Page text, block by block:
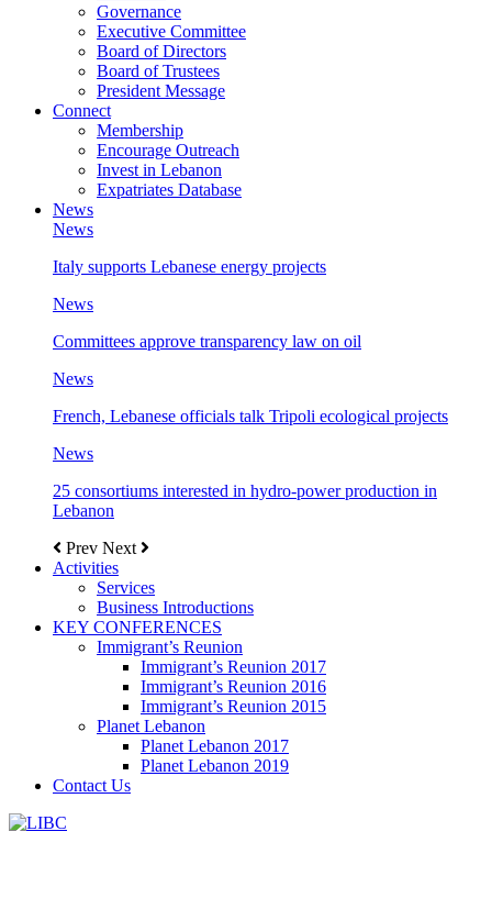
Governance
Executive Committee
Board of Directors
Board of Trustees
President Message
Connect
Membership
Encourage Outreach
Invest in Lebanon
Expatriates Database
News
News
Italy supports Lebanese energy projects
News
Committees approve transparency law on oil
News
French, Lebanese officials talk Tripoli ecological projects
News
25 consortiums interested in hydro-power production in
Lebanon
Prev Next
Activities
Services
Business Introductions
KEY CONFERENCES
Immigrant’s Reunion
Immigrant’s Reunion 2017
Immigrant’s Reunion 2016
Immigrant’s Reunion 2015
Planet Lebanon
Planet Lebanon 2017
Planet Lebanon 2019
Contact Us